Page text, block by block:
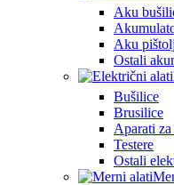
Aku
Aku
Ostali
Bušilice
Brusilice
Aparati
Testere
Ostali